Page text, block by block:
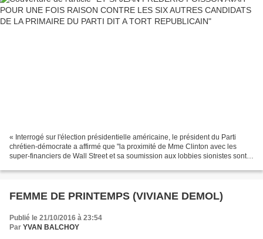
« Interrogé sur l'élection présidentielle américaine, le président du Parti
chrétien-démocrate a affirmé que "la proximité de Mme Clinton avec les
super-financiers de Wall Street et sa soumission aux lobbies sionistes sont
FEMME DE PRINTEMPS (VIVIANE DEMOL)
Publié le 21/10/2016 à 23:54
Par YVAN BALCHOY